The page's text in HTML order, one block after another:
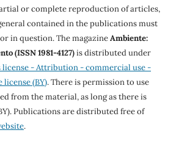
or complete reproduction of articles,
contained in the publications must
in question. The magazineAmbiente:
(ISSN 1981-4127)is distributed under
license - Attribution - commercial use -
license (BY). There is permission to use
from the material, as long as there is
Publications are distributed free of
.